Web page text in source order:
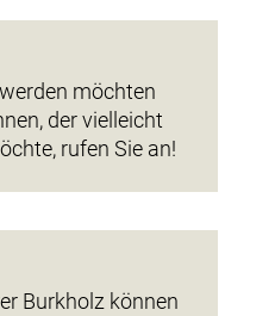
möchten
der vielleicht
rufen Sie an!
Burkholz können